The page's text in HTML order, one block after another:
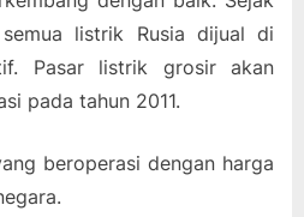
listrik Rusia dijual di
Pasar listrik grosir akan
pada tahun 2011.
beroperasi dengan harga